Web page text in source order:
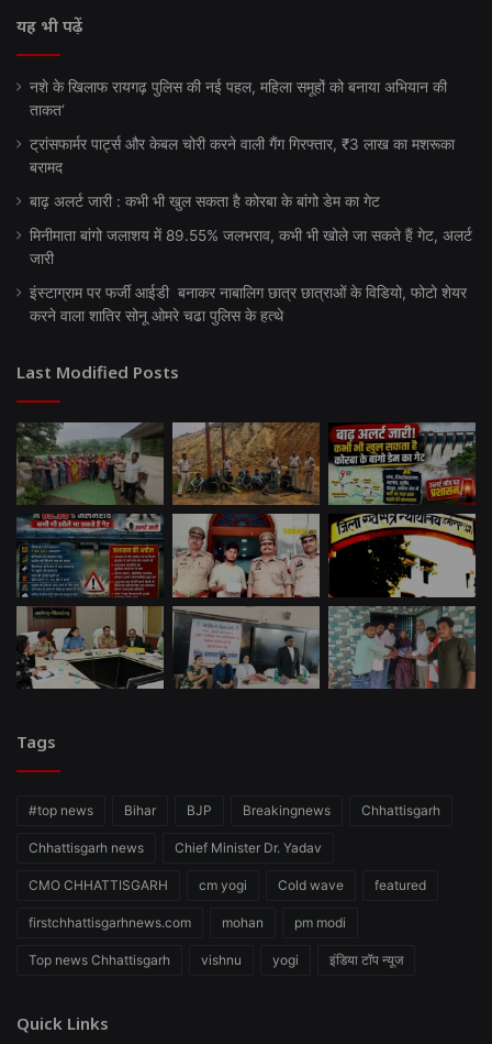
यह भी पढ़ें
नशे के खिलाफ रायगढ़ पुलिस की नई पहल, महिला समूहों को बनाया अभियान की
ताकत‘
ट्रांसफार्मर पार्ट्स और केबल चोरी करने वाली गैंग गिरफ्तार, ₹3 लाख का मशरूका
बरामद
बाढ़ अलर्ट जारी : कभी भी खुल सकता है कोरबा के बांगो डेम का गेट
मिनीमाता बांगो जलाशय में 89.55% जलभराव, कभी भी खोले जा सकते हैं गेट, अलर्ट
जारी
इंस्टाग्राम पर फर्जी आईडी बनाकर नाबालिग छात्र छात्राओं के विडियो, फोटो शेयर
करने वाला शातिर सोनू ओमरे चढा पुलिस के हत्थे
Last Modified Posts
Tags
#top news Bihar BJP Breakingnews Chhattisgarh
Chhattisgarh news Chief Minister Dr. Yadav
CMO CHHATTISGARH cm yogi Cold wave featured
firstchhattisgarhnews.com mohan pm modi
Top news Chhattisgarh vishnu yogi इंडिया टॉप न्यूज
Quick Links